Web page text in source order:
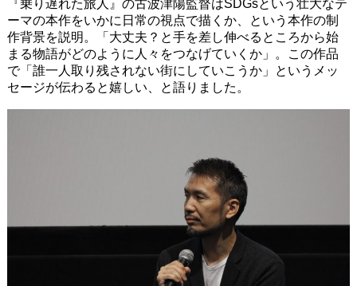
『乗り遅れた旅人』の古波津陽監督はSDGsという壮大なテ
ーマの本作をいかに日常の視点で描くか、という本作の制
作背景を説明。「大丈夫？と手を差し伸べるところから始
まる物語がどのように人々をつなげていくか」。この作品
で「誰一人取り残されない街にしていこうか」というメッ
セージが伝わると嬉しい、と語りました。